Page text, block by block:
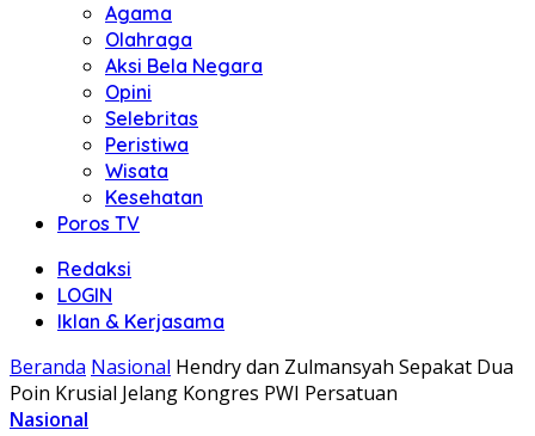
Agama
Olahraga
Aksi Bela Negara
Opini
Selebritas
Peristiwa
Wisata
Kesehatan
Poros TV
Redaksi
LOGIN
Iklan & Kerjasama
Beranda Nasional Hendry dan Zulmansyah Sepakat Dua
Poin Krusial Jelang Kongres PWI Persatuan
Nasional